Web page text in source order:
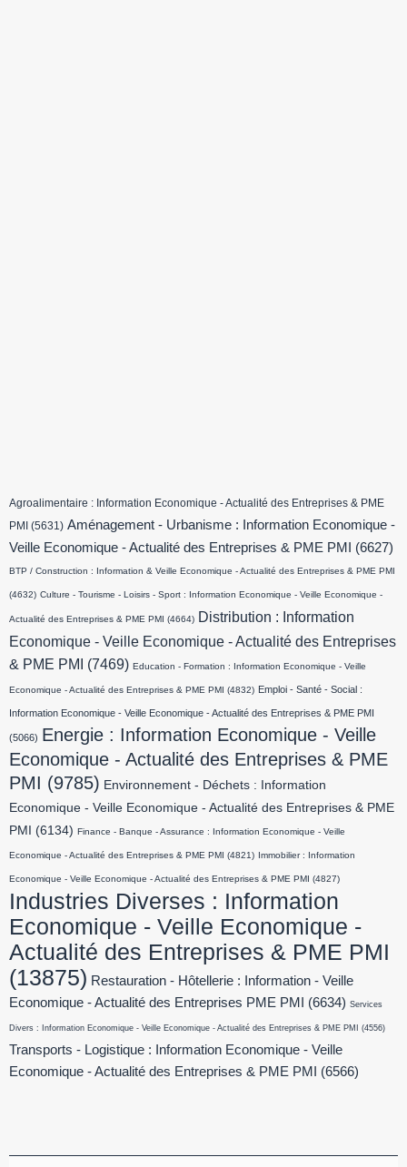
Agroalimentaire : Information Economique - Actualité des Entreprises & PME
PMI (5631) Aménagement - Urbanisme : Information Economique -
Veille Economique - Actualité des Entreprises & PME PMI
(6627)
BTP / Construction : Information & Veille Economique - Actualité des Entreprises & PME PMI
(4632) Culture - Tourisme - Loisirs - Sport : Information Economique - Veille Economique -
Actualité des Entreprises & PME PMI (4664) Distribution : Information
Economique - Veille Economique - Actualité des Entreprises
& PME PMI
(7469) Education - Formation : Information Economique - Veille
Economique - Actualité des Entreprises & PME PMI (4832) Emploi - Santé - Social :
Information Economique - Veille Economique - Actualité des Entreprises & PME PMI
(5066) Energie : Information Economique - Veille
Economique - Actualité des Entreprises & PME
PMI (9785) Environnement - Déchets : Information
Economique - Veille Economique - Actualité des Entreprises & PME
PMI
(6134) Finance - Banque - Assurance : Information Economique - Veille
Economique - Actualité des Entreprises & PME PMI (4821) Immobilier : Information
Economique - Veille Economique - Actualité des Entreprises & PME PMI (4827)
Industries Diverses : Information
Economique - Veille Economique -
Actualité des Entreprises & PME PMI
(13875) Restauration - Hôtellerie : Information - Veille
Economique - Actualité des Entreprises PME PMI
(6634) Services
Divers : Information Economique - Veille Economique - Actualité des Entreprises & PME PMI (4556)
Transports - Logistique : Information Economique - Veille
Economique - Actualité des Entreprises & PME PMI
(6566)